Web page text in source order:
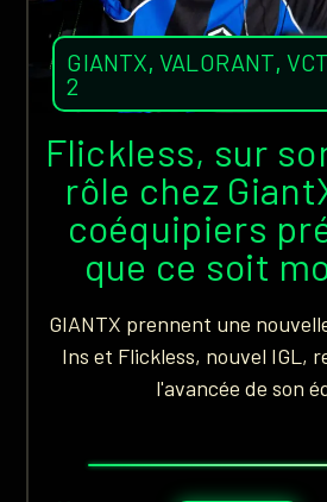
GIANTX, VALORANT,
2
Flickless, sur
rôle chez
coéquipiers
que ce soit
GIANTX prennent une
Ins et Flickless, nouvel IGL,
l'avancée de son